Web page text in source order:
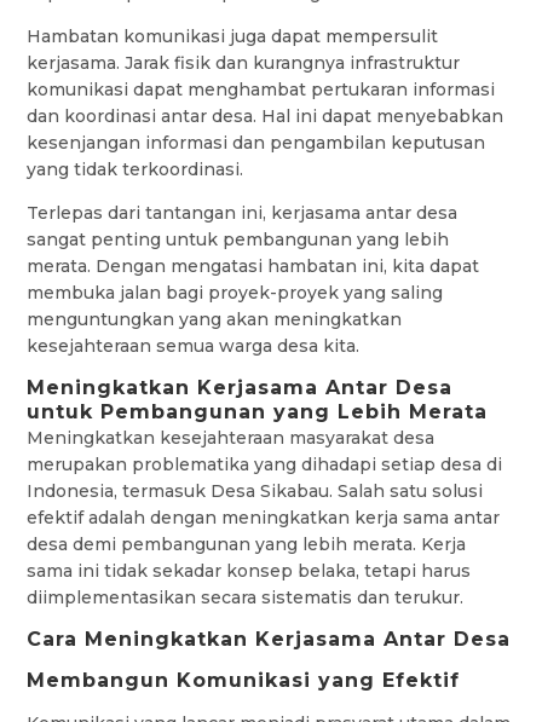
Hambatan komunikasi juga dapat mempersulit
kerjasama. Jarak fisik dan kurangnya infrastruktur
komunikasi dapat menghambat pertukaran informasi
dan koordinasi antar desa. Hal ini dapat menyebabkan
kesenjangan informasi dan pengambilan keputusan
yang tidak terkoordinasi.
Terlepas dari tantangan ini, kerjasama antar desa
sangat penting untuk pembangunan yang lebih
merata. Dengan mengatasi hambatan ini, kita dapat
membuka jalan bagi proyek-proyek yang saling
menguntungkan yang akan meningkatkan
kesejahteraan semua warga desa kita.
Meningkatkan Kerjasama Antar Desa
untuk Pembangunan yang Lebih Merata
Meningkatkan kesejahteraan masyarakat desa
merupakan problematika yang dihadapi setiap desa di
Indonesia, termasuk Desa Sikabau. Salah satu solusi
efektif adalah dengan meningkatkan kerja sama antar
desa demi pembangunan yang lebih merata. Kerja
sama ini tidak sekadar konsep belaka, tetapi harus
diimplementasikan secara sistematis dan terukur.
Cara Meningkatkan Kerjasama Antar Desa
Membangun Komunikasi yang Efektif